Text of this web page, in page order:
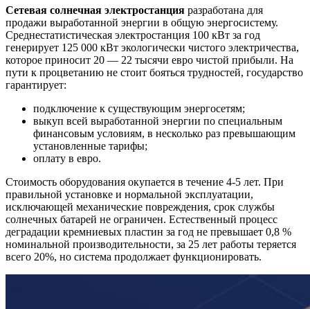
Сетевая солнечная электростанция разработана для
продажи выработанной энергии в общую энергосистему.
Среднестатистическая электростанция 100 кВт за год
генерирует 125 000 кВт экологически чистого электричества,
которое приносит 20 — 22 тысячи евро чистой прибыли. На
пути к процветанию не стоит бояться трудностей, государство
гарантирует:
подключение к существующим энергосетям;
выкуп всей выработанной энергии по специальным
финансовым условиям, в несколько раз превышающим
установленные тарифы;
оплату в евро.
Стоимость оборудования окупается в течение 4-5 лет. При
правильной установке и нормальной эксплуатации,
исключающей механические повреждения, срок службы
солнечных батарей не ограничен. Естественный процесс
деградации кремниевых пластин за год не превышает 0,8 %
номинальной производительности, за 25 лет работы теряется
всего 20%, но система продолжает функционировать.